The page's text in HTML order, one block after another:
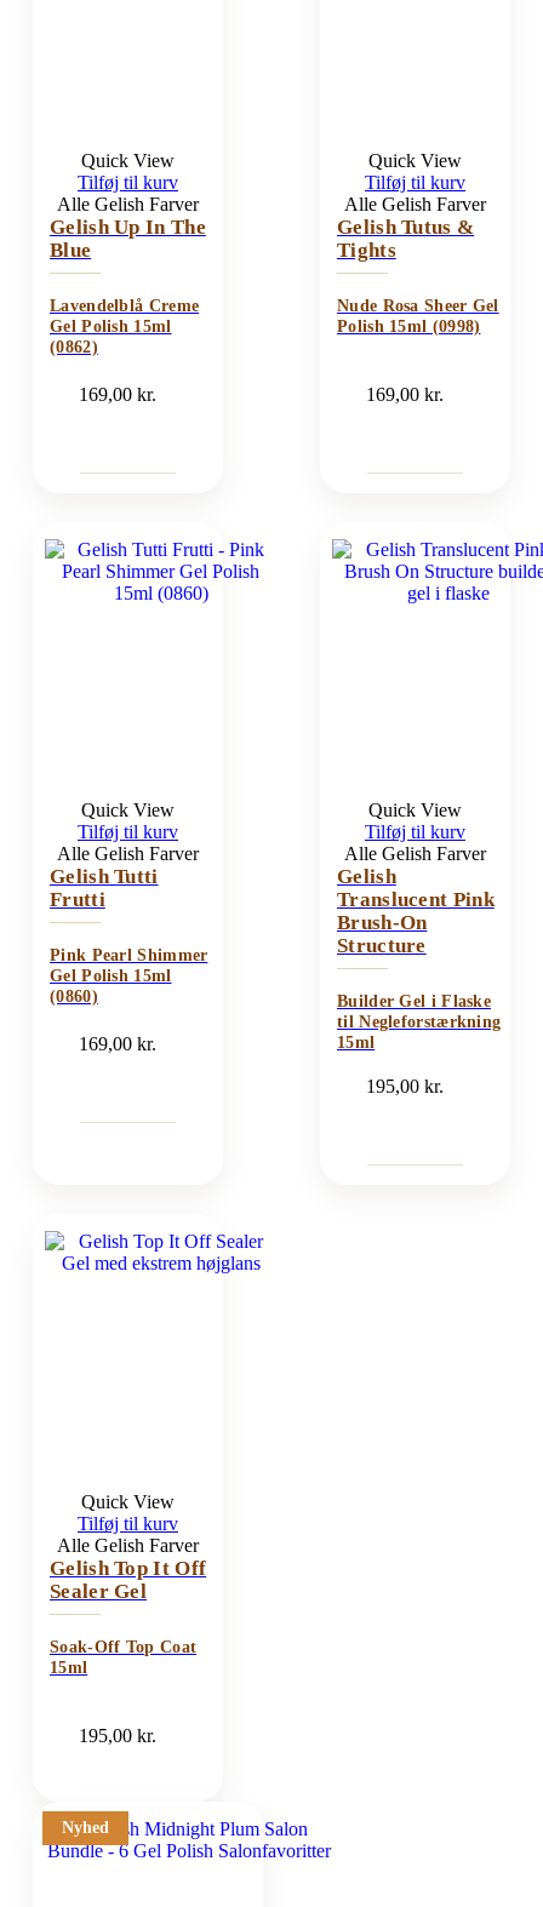
Quick View
Tilføj til kurv
Alle Gelish Farver
Gelish Up In The
Blue
Lavendelblå Creme
Gel Polish 15ml
(0862)
169,00kr.
Quick View
Tilføj til kurv
Alle Gelish Farver
Gelish Tutus &
Tights
Nude Rosa Sheer Gel
Polish 15ml (0998)
169,00kr.
Quick View
Tilføj til kurv
Alle Gelish Farver
Gelish Tutti
Frutti
Pink Pearl Shimmer
Gel Polish 15ml
(0860)
169,00kr.
Quick View
Tilføj til kurv
Alle Gelish Farver
Gelish
Translucent Pink
Brush-On
Structure
Builder Gel i Flaske
til Negleforstærkning
15ml
195,00kr.
Quick View
Tilføj til kurv
Alle Gelish Farver
Gelish Top It Off
Sealer Gel
Soak-Off Top Coat
15ml
195,00kr.
Nyhed